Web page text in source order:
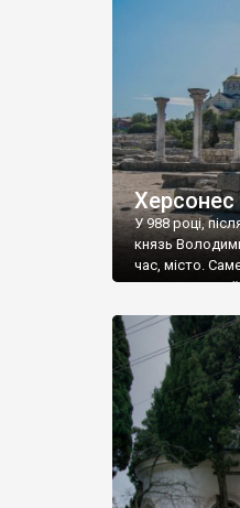
візантійської
культурної
Офіційно – на
влада в
У 988 році,
князь
час, місто.
диктувати
Херсонесі
християнином.
Херсонесу